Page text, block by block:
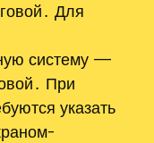
Для
систему —
При
указать